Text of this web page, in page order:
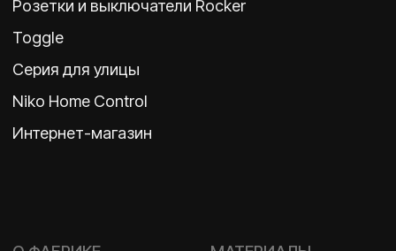
2026 ©
ООО «Бельгийская электротехника»